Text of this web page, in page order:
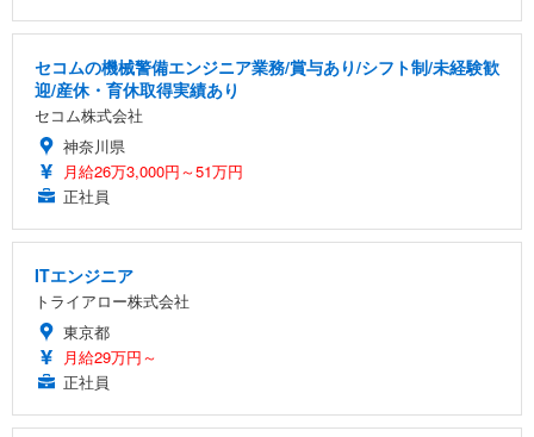
セコムの機械警備エンジニア業務/賞与あり/シフト制/未経験歓
迎/産休・育休取得実績あり
セコム株式会社
神奈川県
月給26万3,000円～51万円
正社員
ITエンジニア
トライアロー株式会社
東京都
月給29万円～
正社員